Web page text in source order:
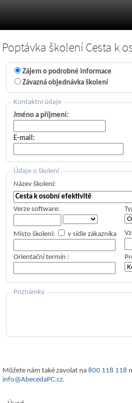
Poptávka školení Cesta k
Zájem o podrobné informace
Závazná objednávka školení
Kontaktní údaje
Jméno a příjmení:
E-mail:
Údaje o školení
Název školení:
Verze software:
Místo školení: v sídle zákazníka
Orientační termín :
Poznámky
Můžete nám také zavolat na 800 118 118
info@AbecedaPC.cz.